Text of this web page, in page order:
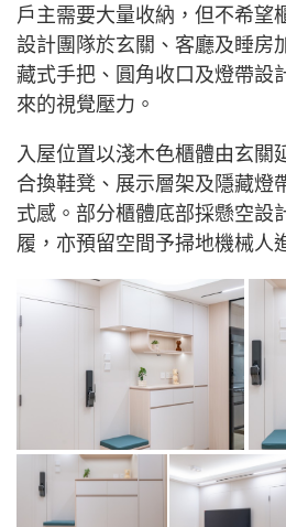
戶主需要大量收納，但不希望
設計團隊於玄關、客廳及睡房
藏式手把、圓角收口及燈帶設
來的視覺壓力。
入屋位置以淺木色櫃體由玄關
合換鞋凳、展示層架及隱藏燈
式感。部分櫃體底部採懸空設
履，亦預留空間予掃地機械人